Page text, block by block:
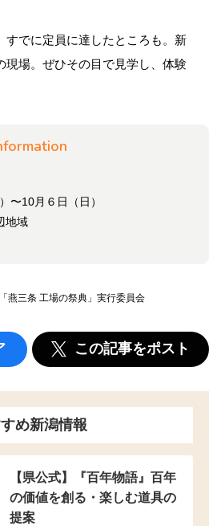
すでに定員に達したところも。新
現場。ぜひその目で見学し、体験
〜10月６日（日）
地域
燕三条 工場の祭典」実行委員会
この記事をポスト
め新潟情報
【県公式】『百年物語』百年
の価値を創る・楽しむ道具の
提案